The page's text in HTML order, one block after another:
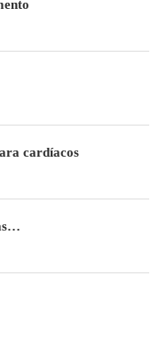
cardíacos